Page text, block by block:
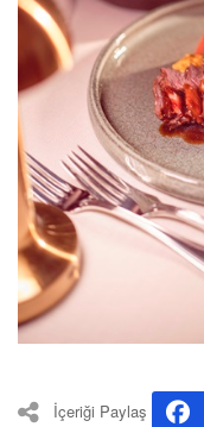
İçeriği Paylaş